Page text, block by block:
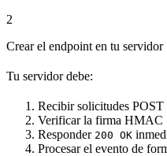
2
Crear el endpoint en tu servidor
Tu servidor debe:
Recibir solicitudes POST
Verificar la firma HMAC
Responder 200 OK
Procesar el evento de